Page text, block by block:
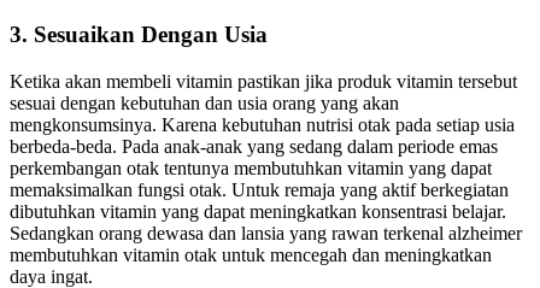
3. Sesuaikan Dengan Usia
Ketika akan membeli vitamin pastikan jika produk vitamin tersebut
sesuai dengan kebutuhan dan usia orang yang akan
mengkonsumsinya. Karena kebutuhan nutrisi otak pada setiap usia
berbeda-beda. Pada anak-anak yang sedang dalam periode emas
perkembangan otak tentunya membutuhkan vitamin yang dapat
memaksimalkan fungsi otak. Untuk remaja yang aktif berkegiatan
dibutuhkan vitamin yang dapat meningkatkan konsentrasi belajar.
Sedangkan orang dewasa dan lansia yang rawan terkenal alzheimer
membutuhkan vitamin otak untuk mencegah dan meningkatkan
daya ingat.